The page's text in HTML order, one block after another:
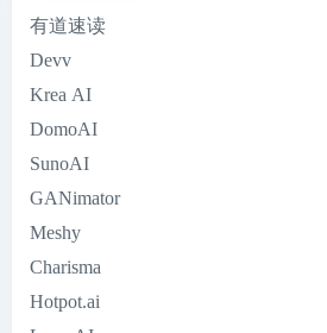
有道速读
Devv
Krea AI
DomoAI
SunoAI
GANimator
Meshy
Charisma
Hotpot.ai